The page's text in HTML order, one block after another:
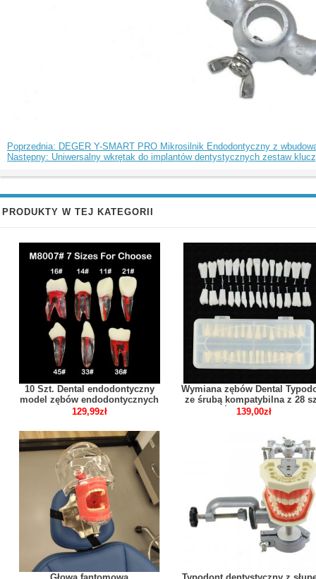
Poprzednia: DEGER Y-SMART PRO Mikrosilnik Endodontyczny z
Następny: Uniwersalny wkrętak do implantów dentystycznych zestaw
PRODUKTY W TEJ KATEGORII
10 Szt. Dental endodontyczny
model zębów endodontycznych
129,99zł
Wymiana zębów Dental
ze śrubą kompatybilna z 28
Zębów Frasaco ANA-4
139,00zł